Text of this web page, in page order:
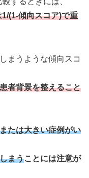
(1-傾向スコア)で重
まうような傾向スコ
者背景を整えること
たは大きい症例がい
まうことには注意が